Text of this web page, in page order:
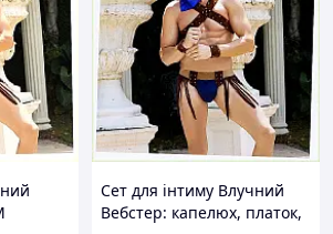
Сет для інтиму Влучний
Вебстер: капелюх, платок,